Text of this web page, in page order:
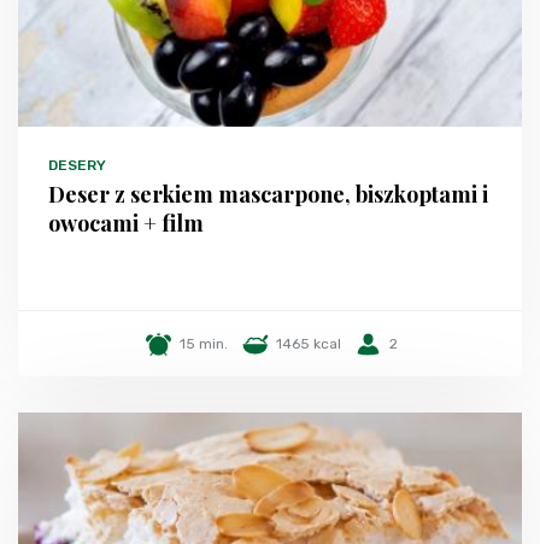
DESERY
Deser z serkiem mascarpone, biszkoptami i
owocami + film
15 min. 1465 kcal 2